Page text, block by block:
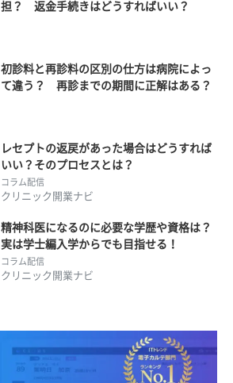
担？ 返金手続きはどうすればいい？
初診料と再診料の区別の仕方は病院によっ
て違う？ 再診までの期間に正解はある？
レセプトの返戻があった場合はどうすれば
いい？そのプロセスとは？
コラム配信
クリニック開業ナビ
精神科医になるのに必要な学歴や資格は？
実は学士編入学からでも目指せる！
コラム配信
クリニック開業ナビ